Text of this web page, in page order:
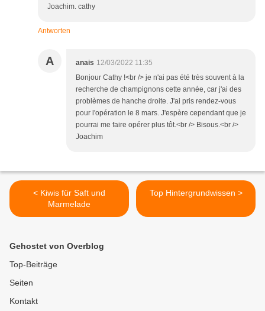
Joachim. cathy
Antworten
A anais 12/03/2022 11:35
Bonjour Cathy !<br /> je n'ai pas été très souvent à la
recherche de champignons cette année, car j'ai des
problèmes de hanche droite. J'ai pris rendez-vous
pour l'opération le 8 mars. J'espère cependant que je
pourrai me faire opérer plus tôt.<br /> Bisous.<br />
Joachim
< Kiwis für Saft und
Marmelade
Top Hintergrundwissen >
Gehostet von Overblog
Top-Beiträge
Seiten
Kontakt